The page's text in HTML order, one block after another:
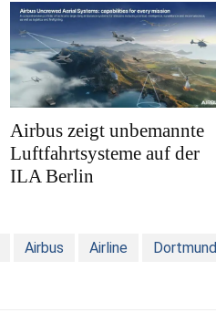
Airbus zeigt unbemannte
Luftfahrtsysteme auf der
ILA Berlin
Airbus Airline Dortmund